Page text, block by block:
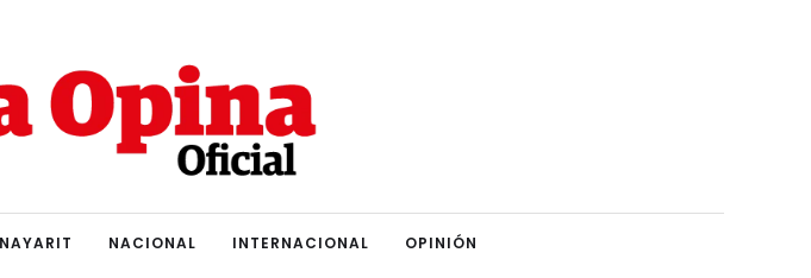
NAYARIT NACIONAL INTERNACIONAL OPINIÓN